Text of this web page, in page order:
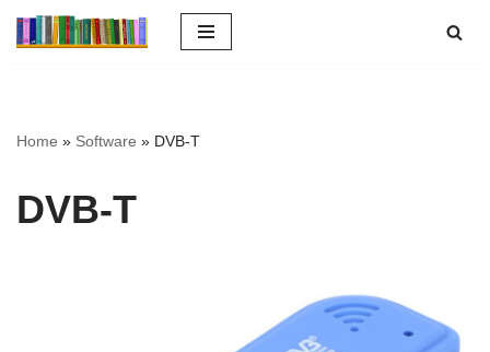
inhoud
Home » Software » DVB-T
DVB-T